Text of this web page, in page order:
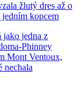
žlutý dres až o
jedním kopcem
jako jedna z
Phinney
Mont Ventoux,
nechala